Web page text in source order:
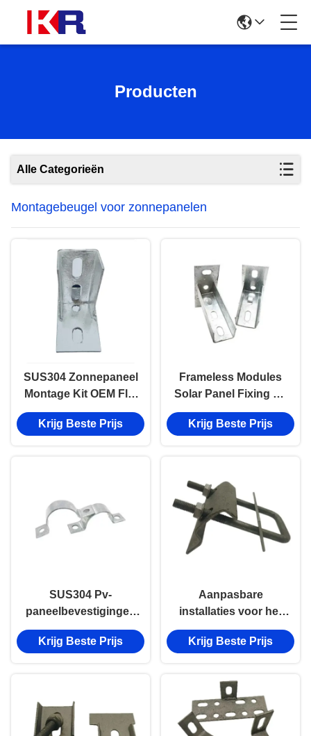
Producten
Alle Categorieën
Montagebeugel voor zonnepanelen
SUS304 Zonnepaneel
Montage Kit OEM Flat
Roof Zonnepaneel Kit
Krijg Beste Prijs
Frameless Modules
Solar Panel Fixing Kit
Zonnepaneel
montage Bracket
Krijg Beste Prijs
SUS304 Pv-
paneelbevestigingen
Zonnepaneelbevestigingen
voor gegolfd dak
Krijg Beste Prijs
Aanpasbare
installaties voor het
bevestigen van
zonnepanelen OEM
beugelcomponenten
Krijg Beste Prijs